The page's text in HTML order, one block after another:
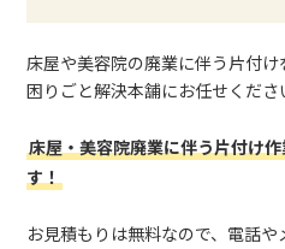
床屋や美容院の廃業に伴う片付け
困りごと解決本舗にお任せくださ
床屋・美容院廃業に伴う片付け
す！
お見積もりは無料なので、電話や